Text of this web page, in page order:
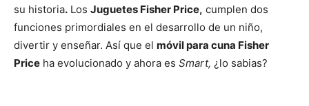
su historia. Los Juguetes Fisher Price, cumplen dos
funciones primordiales en el desarrollo de un niño,
divertir y enseñar. Así que el móvil para cuna Fisher
Price ha evolucionado y ahora es Smart, ¿lo sabias?